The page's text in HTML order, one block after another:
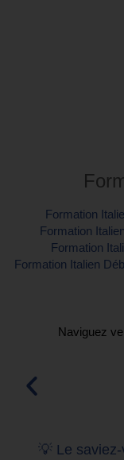
Formation
Formation
Formation
Formation Italien
Naviguez
💡 Le